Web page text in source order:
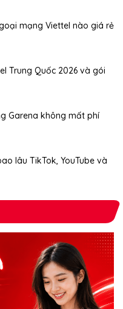
mạng Viettel nào giá rẻ
Trung Quốc 2026 và gói
Garena không mất phí
lâu TikTok, YouTube và